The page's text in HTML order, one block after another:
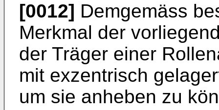
[0012] Demgemäss
Merkmal der
der Träger einer
mit exzentrisch
um sie anheben zu